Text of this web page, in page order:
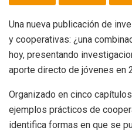
Una nueva publicación de
y cooperativas: ¿una
hoy, presentando
aporte directo de jóvenes en
Organizado en cinco
ejemplos prácticos de
identifica formas en que se